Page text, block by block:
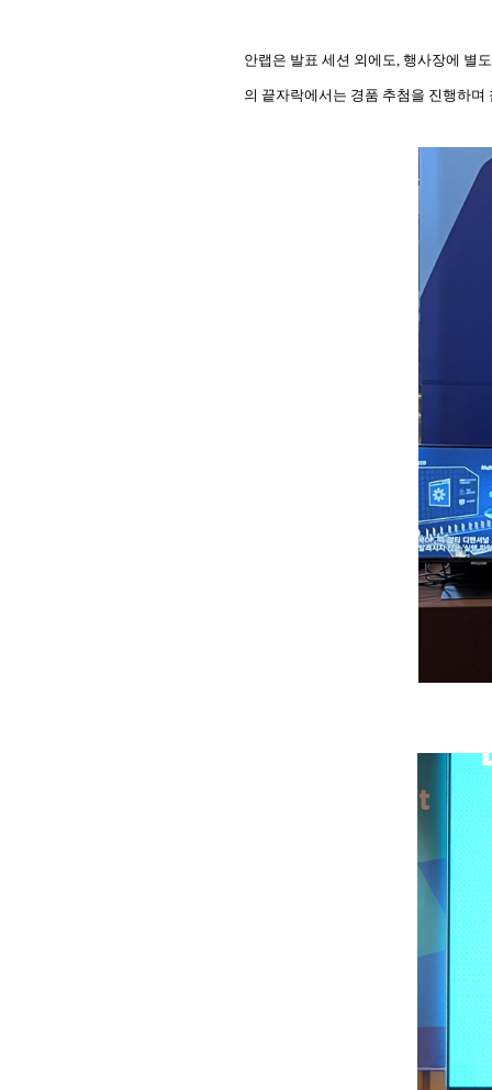
안랩은 발표 세션 외에도, 행사장에 별
의 끝자락에서는 경품 추첨을 진행하